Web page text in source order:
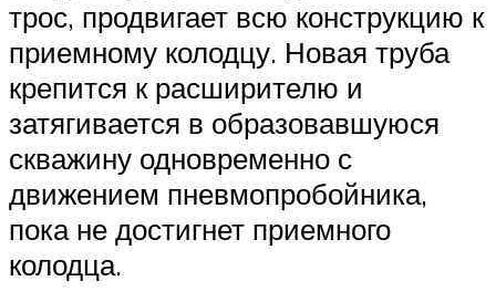
трос, продвигает всю конструкцию к
приемному колодцу. Новая труба
крепится к расширителю и
затягивается в образовавшуюся
скважину одновременно с
движением пневмопробойника,
пока не достигнет приемного
колодца.